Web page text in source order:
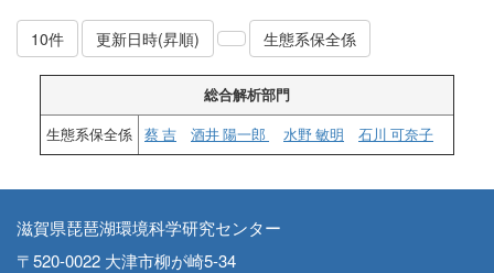
10件 更新日時(昇順) 生態系保全係
総合解析部門
生態系保全係
蔡 吉 酒井 陽一郎 水野 敏明 石川 可奈子
滋賀県琵琶湖環境科学研究センター
〒520-0022 大津市柳が崎5-34